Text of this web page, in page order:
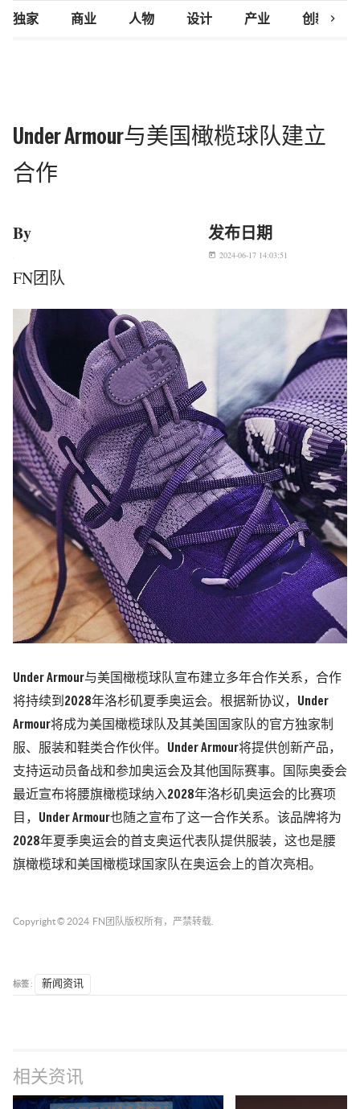
独家 商业 人物 设计 产业 创新研究
chevron_right
Under Armour与美国橄榄球队建立
合作
By
FN团队
发布日期
today 2024-06-17 14:03:51
Under Armour与美国橄榄球队宣布建立多年合作关系，合作
将持续到2028年洛杉矶夏季奥运会。根据新协议，Under
Armour将成为美国橄榄球队及其美国国家队的官方独家制
服、服装和鞋类合作伙伴。Under Armour将提供创新产品，
支持运动员备战和参加奥运会及其他国际赛事。国际奥委会
最近宣布将腰旗橄榄球纳入2028年洛杉矶奥运会的比赛项
目，Under Armour也随之宣布了这一合作关系。该品牌将为
2028年夏季奥运会的首支奥运代表队提供服装，这也是腰
旗橄榄球和美国橄榄球国家队在奥运会上的首次亮相。
Copyright © 2024 FN团队 版权所有，严禁转载.
标签 : 新闻资讯
相关资讯